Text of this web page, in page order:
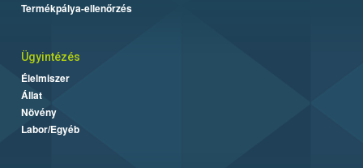
Termékpálya-ellenőrzés
Ügyintézés
Élelmiszer
Állat
Növény
Labor/Egyéb